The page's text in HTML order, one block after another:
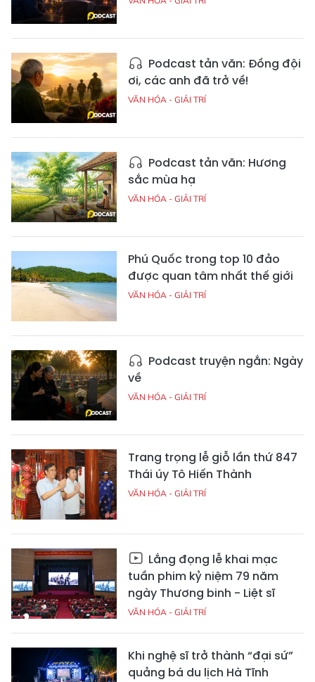
Podcast tản văn: Đồng đội
ơi, các anh đã trở về!
VĂN HÓA - GIẢI TRÍ
Podcast tản văn: Hương
sắc mùa hạ
VĂN HÓA - GIẢI TRÍ
Phú Quốc trong top 10 đảo
được quan tâm nhất thế giới
VĂN HÓA - GIẢI TRÍ
Podcast truyện ngắn: Ngày
về
VĂN HÓA - GIẢI TRÍ
Trang trọng lễ giỗ lần thứ 847
Thái úy Tô Hiến Thành
VĂN HÓA - GIẢI TRÍ
Lắng đọng lễ khai mạc
tuần phim kỷ niệm 79 năm
ngày Thương binh - Liệt sĩ
VĂN HÓA - GIẢI TRÍ
Khi nghệ sĩ trở thành “đại sứ”
quảng bá du lịch Hà Tĩnh